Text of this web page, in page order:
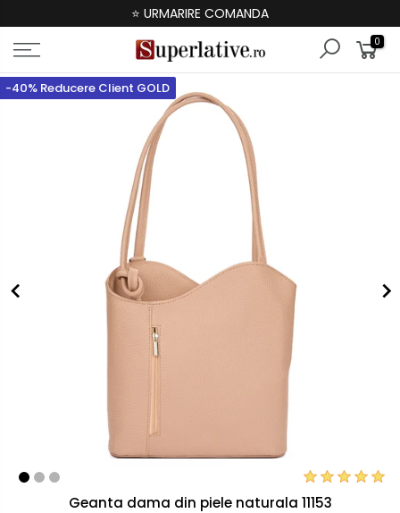
⭐ URMARIRE COMANDA
0
-40% Reducere Client GOLD
Geanta dama din piele naturala 11153